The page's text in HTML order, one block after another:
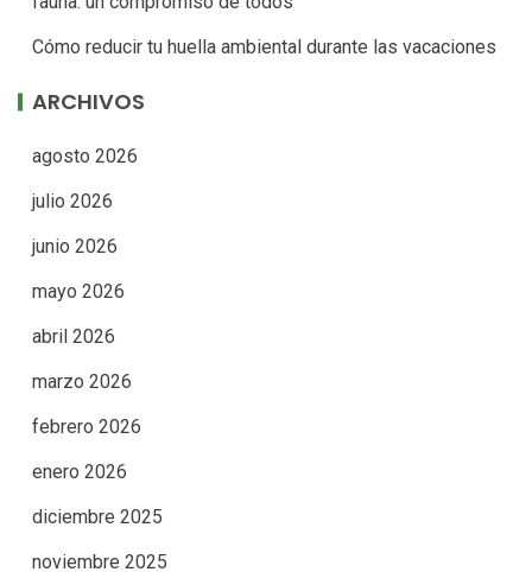
Cómo reducir tu huella ambiental durante las vacaciones
ARCHIVOS
agosto 2026
julio 2026
junio 2026
mayo 2026
abril 2026
marzo 2026
febrero 2026
enero 2026
diciembre 2025
noviembre 2025